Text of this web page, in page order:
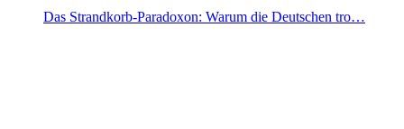
Das Strandkorb-Paradoxon: Warum die Deutschen tro…